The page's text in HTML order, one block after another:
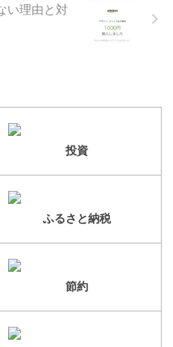
い理由と対
投資
ふるさと納税
節約